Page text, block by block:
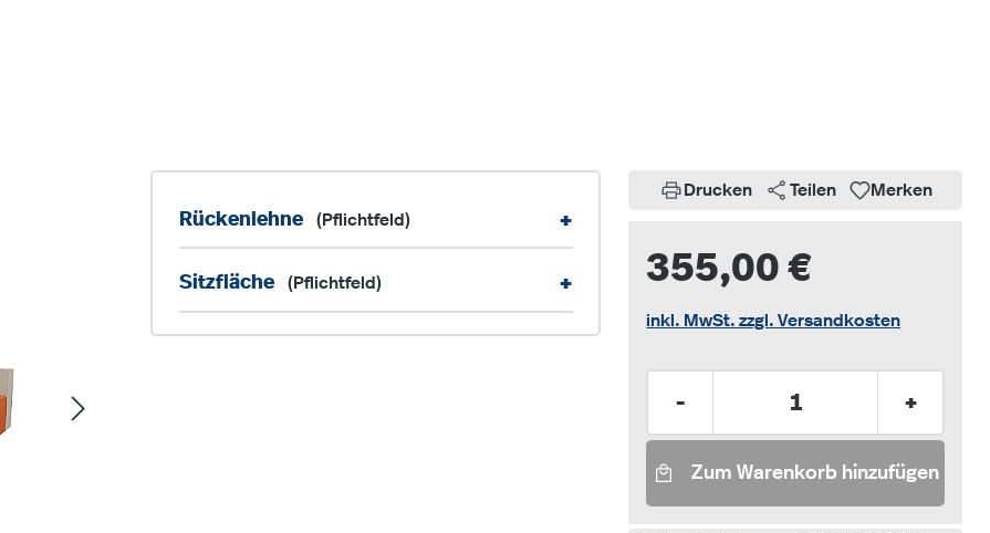
Rückenlehne (Pflichtfeld) +
Sitzfläche (Pflichtfeld) +
Drucken Teilen Merken
355,00 €
inkl. MwSt. zzgl. Versandkosten
Produkt Anzahl: Gib den
- +
Zum Warenkorb hinzufügen